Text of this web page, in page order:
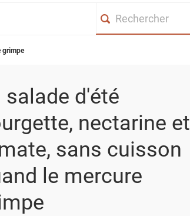
grimpe
salade d'été
nectarine et
sans cuisson
le mercure